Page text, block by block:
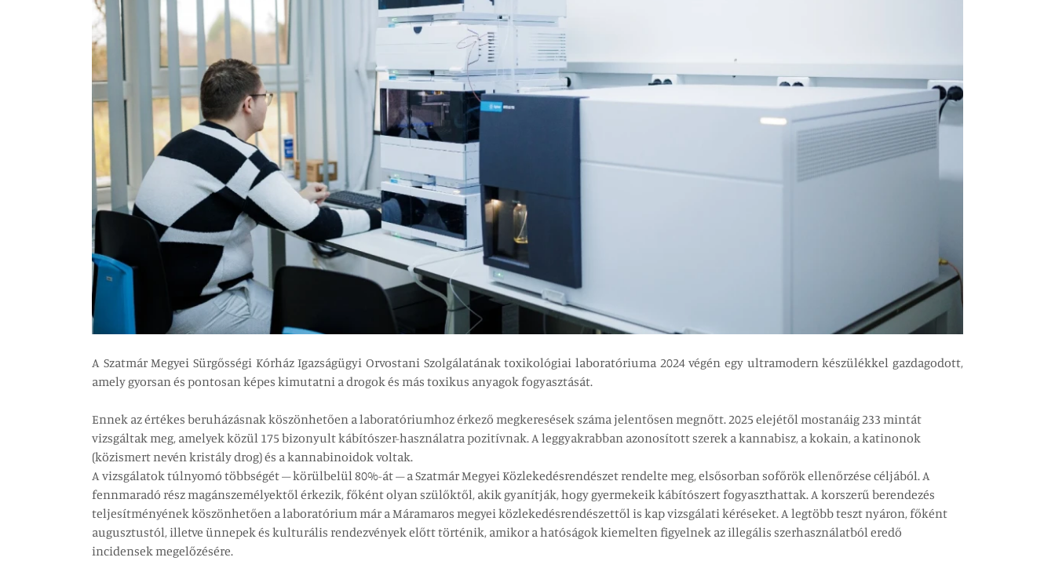
A Szatmár Megyei Sürgősségi Kórház Igazságügyi Orvostani Szolgálatának toxikológiai laboratóriuma 2024 végén egy ultramodern készülékkel gazdagodott,
amely gyorsan és pontosan képes kimutatni a drogok és más toxikus anyagok fogyasztását.
Ennek az értékes beruházásnak köszönhetően a laboratóriumhoz érkező megkeresések száma jelentősen megnőtt. 2025 elejétől mostanáig 233 mintát
vizsgáltak meg, amelyek közül 175 bizonyult kábítószer-használatra pozitívnak. A leggyakrabban azonosított szerek a kannabisz, a kokain, a katinonok
(közismert nevén kristály drog) és a kannabinoidok voltak.
A vizsgálatok túlnyomó többségét – körülbelül 80%-át – a Szatmár Megyei Közlekedésrendészet rendelte meg, elsősorban sofőrök ellenőrzése céljából. A
fennmaradó rész magánszemélyektől érkezik, főként olyan szülőktől, akik gyanítják, hogy gyermekeik kábítószert fogyaszthattak. A korszerű berendezés
teljesítményének köszönhetően a laboratórium már a Máramaros megyei közlekedésrendészettől is kap vizsgálati kéréseket. A legtöbb teszt nyáron, főként
augusztustól, illetve ünnepek és kulturális rendezvények előtt történik, amikor a hatóságok kiemelten figyelnek az illegális szerhasználatból eredő
incidensek megelőzésére.